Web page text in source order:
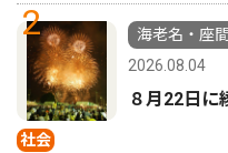
2
社会
海老名・座
2026.08.04
８月22日に